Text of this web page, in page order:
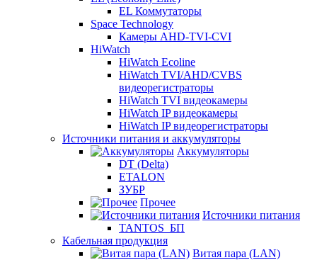
EL Коммутаторы
Space Technology
Камеры AHD-TVI-CVI
HiWatch
HiWatch Ecoline
HiWatch TVI/AHD/CVBS
видеорегистраторы
HiWatch TVI видеокамеры
HiWatch IP видеокамеры
HiWatch IP видеорегистраторы
Источники питания и аккумуляторы
Аккумуляторы
DT (Delta)
ETALON
ЗУБР
Прочее
Источники питания
TANTOS_БП
Кабельная продукция
Витая пара (LAN)